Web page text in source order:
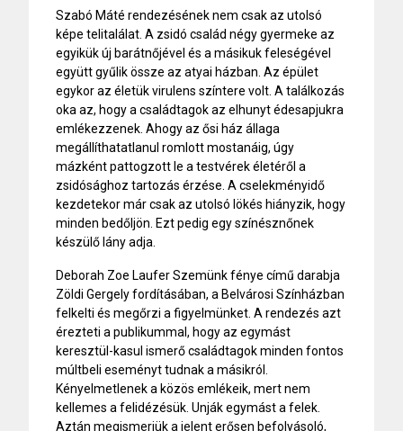
Szabó Máté rendezésének nem csak az utolsó
képe telitalálat. A zsidó család négy gyermeke az
egyikük új barátnőjével és a másikuk feleségével
együtt gyűlik össze az atyai házban. Az épület
egykor az életük virulens színtere volt. A találkozás
oka az, hogy a családtagok az elhunyt édesapjukra
emlékezzenek. Ahogy az ősi ház állaga
megállíthatatlanul romlott mostanáig, úgy
mázként pattogzott le a testvérek életéről a
zsidósághoz tartozás érzése. A cselekményidő
kezdetekor már csak az utolsó lökés hiányzik, hogy
minden bedőljön. Ezt pedig egy színésznőnek
készülő lány adja.
Deborah Zoe Laufer Szemünk fénye című darabja
Zöldi Gergely fordításában, a Belvárosi Színházban
felkelti és megőrzi a figyelmünket. A rendezés azt
érezteti a publikummal, hogy az egymást
keresztül-kasul ismerő családtagok minden fontos
múltbeli eseményt tudnak a másikról.
Kényelmetlenek a közös emlékeik, mert nem
kellemes a felidézésük. Unják egymást a felek.
Aztán megismerjük a jelent erősen befolyásoló,